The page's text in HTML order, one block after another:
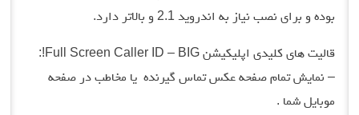
بوده و برای نصب نیاز به اندروید 2.1 و بالاتر دارد.
قالیت های کلیدی اپلیکیشن Full Screen Caller ID – BIG!:
– نمایش تمام صفحه عکس تماس گیرنده یا مخاطب در صفحه
موبایل شما .